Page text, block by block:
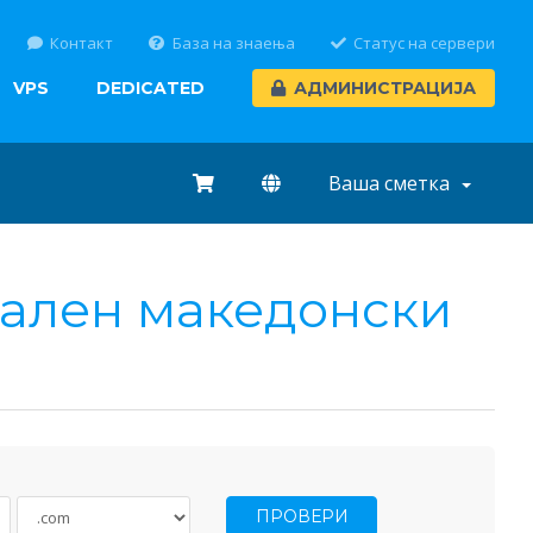
VPS DEDICATED АДМИНИСТРАЦИЈА
Контакт База на знаења Статус на сервери
Ваша сметка
македонски
ПРОВЕРИ